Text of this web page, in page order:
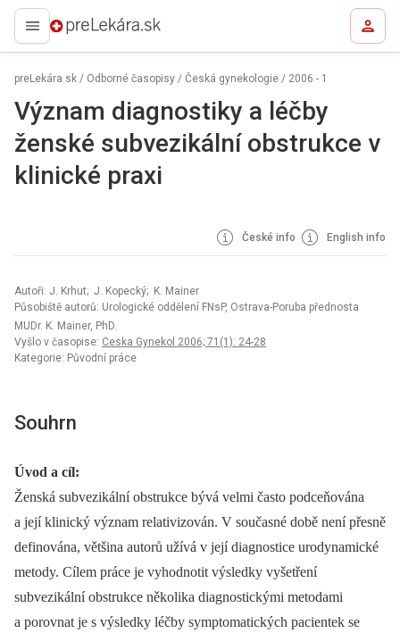
preLekára.sk
preLekára.sk / Odborné časopisy / Česká gynekologie / 2006 - 1
Význam diagnostiky a léčby
ženské subvezikální obstrukce v
klinické praxi
České info English info
Autoři: J. Krhut; J. Kopecký; K. Mainer
Působiště autorů: Urologické oddělení FNsP, Ostrava-Poruba přednosta
MUDr. K. Mainer, PhD.
Vyšlo v časopise: Ceska Gynekol 2006; 71(1): 24-28
Kategorie: Původní práce
Souhrn
Úvod a cíl:
Ženská subvezikální obstrukce bývá velmi často podceňována
a její klinický význam relativizován. V současné době není přesně
definována, většina autorů užívá v její diagnostice urodynamické
metody. Cílem práce je vyhodnotit výsledky vyšetření
subvezikální obstrukce několika diagnostickými metodami
a porovnat je s výsledky léčby symptomatických pacientek se